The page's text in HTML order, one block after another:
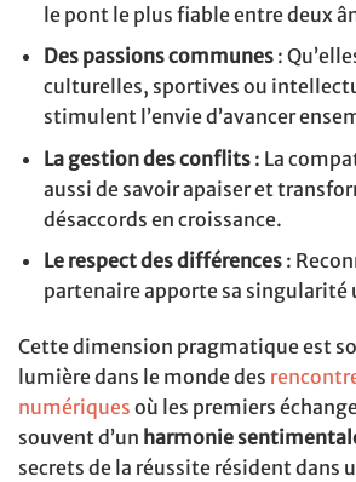
le pont le plus fiable entre deux
Des passions communes:
culturelles, sportives ou
stimulent l’envie d’avancer
La gestion des conflits: La
aussi de savoir apaiser et
désaccords en croissance.
Le respect des différences:
partenaire apporte sa singularité
Cette dimension pragmatique est
lumière dans le monde des
numériques où les premiers
souvent d’un harmonie
secrets de la réussite résident dans